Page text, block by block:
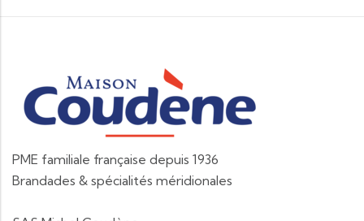
PME familiale française depuis 1936
Brandades & spécialités méridionales